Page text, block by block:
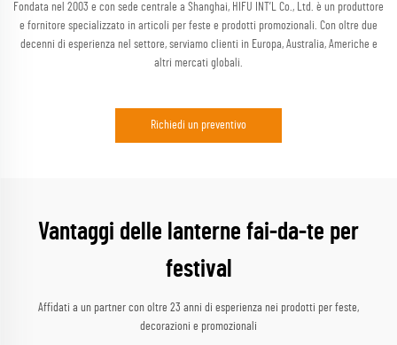
Fondata nel 2003 e con sede centrale a Shanghai, HIFU INT’L Co., Ltd. è un produttore
e fornitore specializzato in articoli per feste e prodotti promozionali. Con oltre due
decenni di esperienza nel settore, serviamo clienti in Europa, Australia, Americhe e
altri mercati globali.
Richiedi un preventivo
Vantaggi delle lanterne fai-da-te per
festival
Affidati a un partner con oltre 23 anni di esperienza nei prodotti per feste,
decorazioni e promozionali